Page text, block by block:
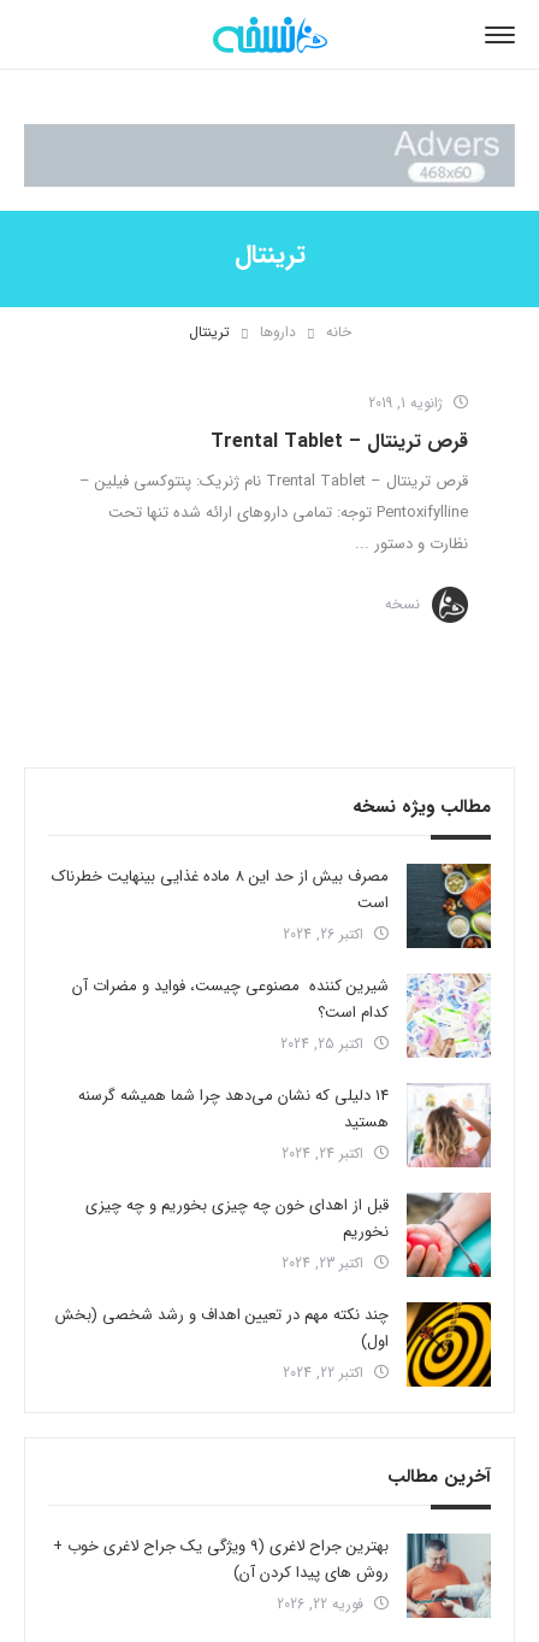
ترینتال
خانه داروها ترینتال
ژانویه 1, 2019
قرص ترینتال – Trental Tablet
قرص ترینتال – Trental Tablet نام ژنریک: پنتوکسی فیلین –
Pentoxifylline توجه: تمامی داروهای ارائه شده تنها تحت
نظارت و دستور ...
نسخه
مطالب ویژه نسخه
مصرف بیش از حد این 8 ماده غذایی بینهایت خطرناک
است
اکتبر 26, 2024
شیرین کننده مصنوعی چیست، فواید و مضرات آن
کدام است؟
اکتبر 25, 2024
14 دلیلی که نشان می‌دهد چرا شما همیشه گرسنه
هستید
اکتبر 24, 2024
قبل از اهدای خون چه چیزی بخوریم و چه چیزی
نخوریم
اکتبر 23, 2024
چند نکته مهم در تعیین اهداف و رشد شخصی (بخش
اول)
اکتبر 22, 2024
آخرین مطالب
بهترین جراح لاغری (9 ویژگی یک جراح لاغری خوب +
روش های پیدا کردن آن)
فوریه 22, 2026